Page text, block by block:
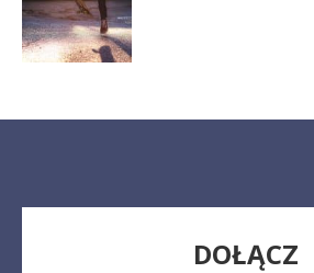
DOŁĄCZ